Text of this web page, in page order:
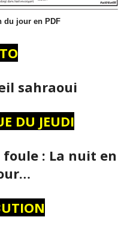
du jour en PDF
sahraoui
DU JEUDI
: La nuit en